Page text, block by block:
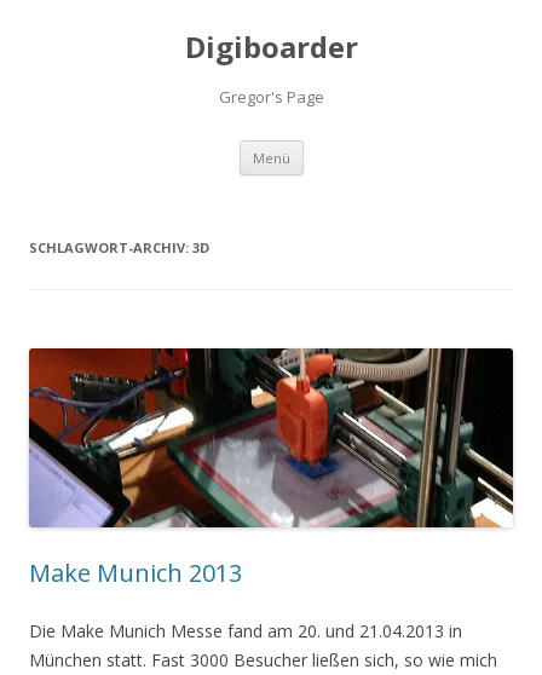
Digiboarder
Gregor's Page
Menü Zum
springen
SCHLAGWORT-ARCHIV: 3D
Make Munich 2013
Die Make Munich Messe fand am 20. und 21.04.2013 in
München statt. Fast 3000 Besucher ließen sich, so wie mich